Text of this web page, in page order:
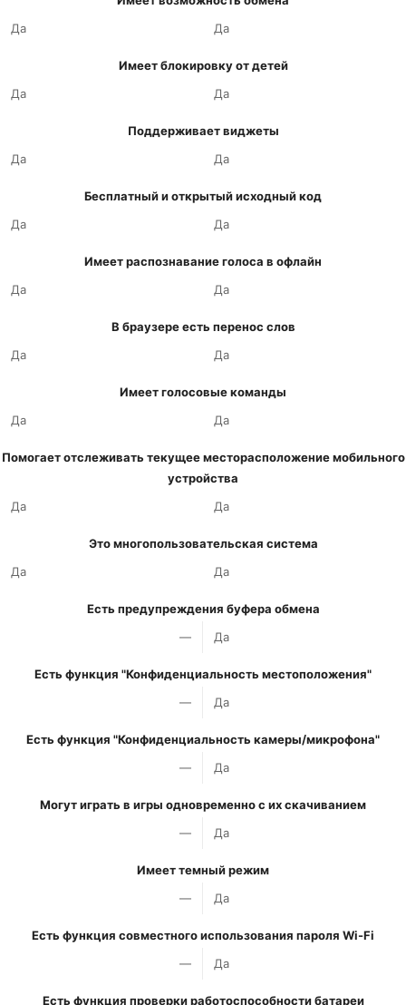
Да
Да
Имеет блокировку от детей
Да
Да
Поддерживает виджеты
Да
Да
Бесплатный и открытый исходный код
Да
Да
Имеет распознавание голоса в офлайн
Да
Да
В браузере есть перенос слов
Да
Да
Имеет голосовые команды
Да
Да
Помогает отслеживать текущее месторасположение мобильного
устройства
Да
Да
Это многопользовательская система
Да
Да
Есть предупреждения буфера обмена
—
Да
Есть функция "Конфиденциальность местоположения"
—
Да
Есть функция "Конфиденциальность камеры/микрофона"
—
Да
Могут играть в игры одновременно с их скачиванием
—
Да
Имеет темный режим
—
Да
Есть функция совместного использования пароля Wi-Fi
—
Да
Есть функция проверки работоспособности батареи